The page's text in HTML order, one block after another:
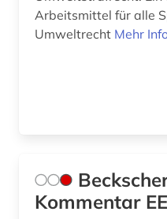
kernkraftwerk (1)
klimageschichte (1)
klimakrise (1)
Arbeitsmittel für alle
Umweltrecht Mehr
Kommentar